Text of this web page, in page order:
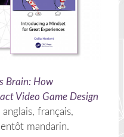
Brain: How
Video Game Design
français,
mandarin.